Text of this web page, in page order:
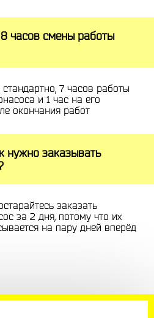
часов смены работы
стандартно, 7 часов работы
и 1 час на его
окончания работ
нужно заказывать
заказать
за 2 дня, потому что их
на пару дней вперёд